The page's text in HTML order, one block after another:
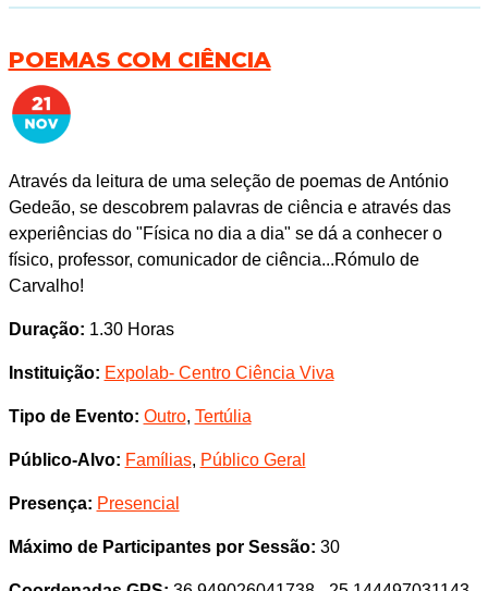
POEMAS COM CIÊNCIA
Através da leitura de uma seleção de poemas de António
Gedeão, se descobrem palavras de ciência e através das
experiências do "Física no dia a dia" se dá a conhecer o
físico, professor, comunicador de ciência...Rómulo de
Carvalho!
Duração: 1.30 Horas
Instituição: Expolab- Centro Ciência Viva
Tipo de Evento: Outro, Tertúlia
Público-Alvo: Famílias, Público Geral
Presença: Presencial
Máximo de Participantes por Sessão: 30